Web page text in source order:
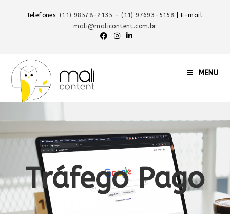
Telefones: (11) 98578-2135 - (11) 97693-5158
| E-mail:
mali@malicontent.com.br
MENU
Tráfego Pago